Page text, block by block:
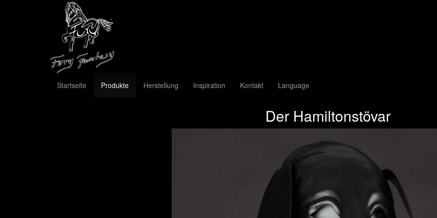
Startseite Produkte Herstellung Inspiration Kontakt Language
Der Hamiltonstövar